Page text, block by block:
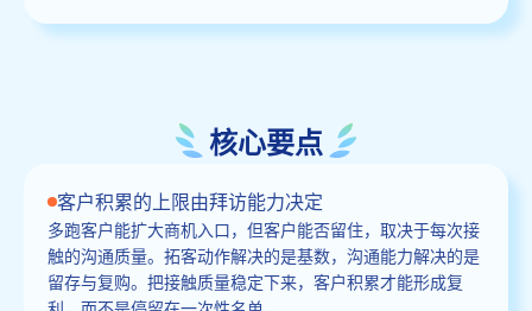
核心要点
客户积累的上限由拜访能力决定
多跑客户能扩大商机入口，但客户能否留住，取决于每次接
触的沟通质量。拓客动作解决的是基数，沟通能力解决的是
留存与复购。把接触质量稳定下来，客户积累才能形成复